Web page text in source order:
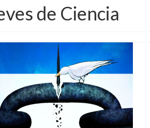
de Ciencia